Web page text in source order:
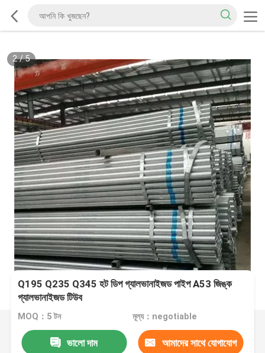
2/5
Q195 Q235 Q345 হট ডিপ গ্যালভানাইজড পাইপ A53 জিঙ্ক
গ্যালভানাইজড টিউব
MOQ：5 টন মূল্য：negotiable
ভালো দাম আমাদের সাথে যোগাযোগ